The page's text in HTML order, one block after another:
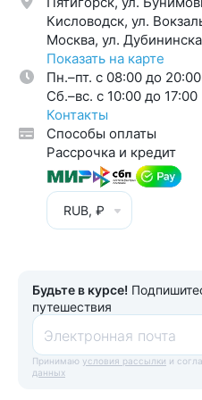
Кисловодск, ул.
Москва, ул.
Показать на карте
Пн.–пт. с 08:00 до 20:00
Cб.–вс. с 10:00 до 17:00
Контакты
Способы оплаты
Рассрочка и кредит
RUB, ₽
Будьте в курсе!
путешествия
Электронная почта
Принимаю условия рассылки и
данных